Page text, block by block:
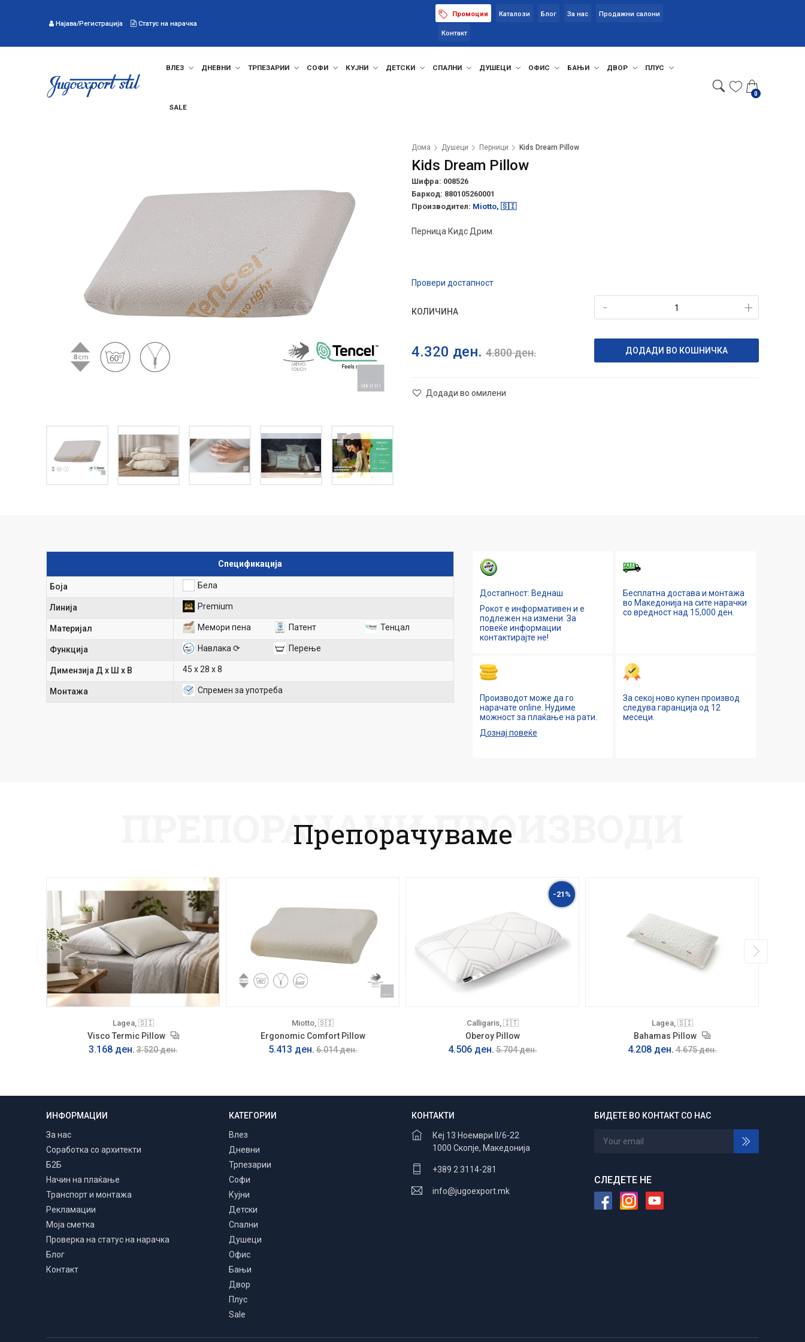
Најава/Регистрација Статус на нарачка
Промоции Каталози Блог За нас Продажни салони
Контакт
ВЛЕЗ ДНЕВНИ ТРПЕЗАРИИ СОФИ КУЈНИ ДЕТСКИ СПАЛНИ ДУШЕЦИ ОФИС БАЊИ ДВОР ПЛУС
SALE
0
Дома Душеци Перници Kids Dream Pillow
Kids Dream Pillow
Шифра: 008526
Баркод: 880105260001
Производител: Miotto, 🇸🇮
Перница Кидс Дрим.
Провери достапност
КОЛИЧИНА +
-
4.320 ден. 4.800ден. ДОДАДИ ВО КОШНИЧКА
Додади во омилени
Спецификација
Боја Бела
Линија Premium
Материјал Мемори пена Патент Тенцал
Функција Навлака ⟳ Перење
Димензија Д х Ш х В 45 х 28 х 8
Mонтажа Спремен за употреба
Достапност: Веднаш
Рокот е информативен и е
подлежен на измени. За
повеќе информации
контактирајте не!
Бесплатна достава и монтажа
во Македонија на сите нарачки
со вредност над 15,000 ден.
Производот може да го
нарачате online. Нудиме
можност за плаќање на рати.
Дознај повеќе
За секој ново купен производ
следува гаранција од 12
месеци.
Препорачуваме
ПРЕПОРАЧАНИ ПРОИЗВОДИ
Lagea, 🇸🇮
Visco Termic Pillow
3.168 ден. 3.520 ден.
Miotto, 🇸🇮
Ergonomic Comfort Pillow
5.413 ден. 6.014 ден.
-21%
Calligaris, 🇮🇹
Oberoy Pillow
4.506 ден. 5.704 ден.
Lagea, 🇸🇮
Bahamas Pillow
4.208 ден. 4.675 ден.
Транспорт и монтажа Безбедно плаќање
100% заштита
24/7 отворени
ИНФОРМАЦИИ
За нас
Соработка со архитекти
Б2Б
Начин на плаќање
Транспорт и монтажа
Рекламации
Моја сметка
Проверка на статус на нарачка
Блог
Контакт
КАТЕГОРИИ
Влез
Дневни
Трпезарии
Софи
Кујни
Детски
Спални
Душеци
Офис
Бањи
Двор
Плус
Sale
КОНТАКТИ
Кеј 13 Ноември II/6-22
1000 Скопје, Македонија
+389 2 3114-281
info@jugoexport.mk
БИДЕТЕ ВО КОНТАКТ СО НАС
СЛЕДЕТЕ НЕ